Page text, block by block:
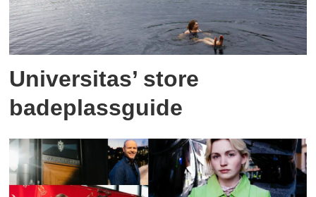
Universitas’ store
badeplassguide